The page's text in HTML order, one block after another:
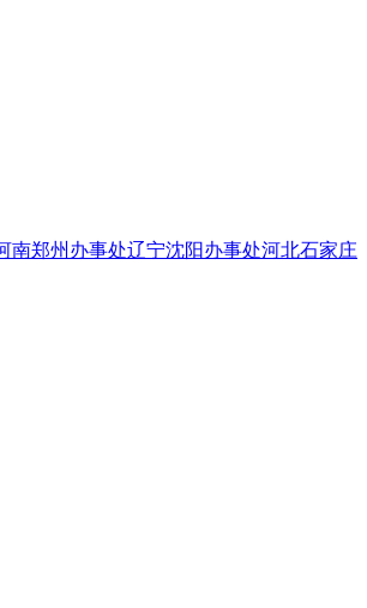
南郑州办事处辽宁沈阳办事处河北石家庄